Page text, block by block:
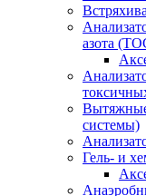
азота
системы)
Гель- и